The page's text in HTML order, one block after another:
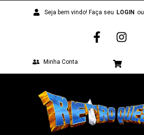
Seja bem vindo! Faça seu LOGIN ou
Minha Conta